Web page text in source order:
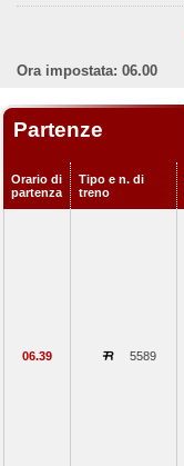
Ora impostata: 06.00
Partenze
Orario di
partenza
Tipo e n. di
treno
06.39 5589